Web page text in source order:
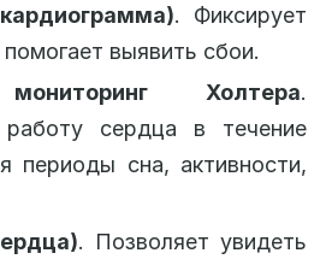
. Фиксирует
выявить сбои.
Холтера.
работу сердца в течение
периоды сна, активности,
. Позволяет увидеть